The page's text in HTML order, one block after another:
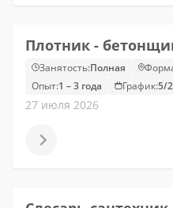
Плотник -
Занятость:Полная
Опыт:1 – 3 года График:5/2
27 июля 2026